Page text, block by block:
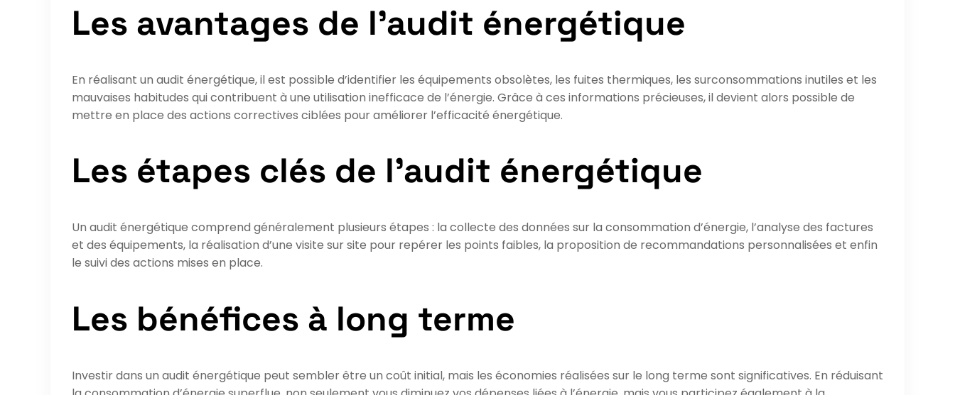
Les avantages de l’audit énergétique
En réalisant un audit énergétique, il est possible d’identifier les équipements obsolètes, les fuites thermiques, les surconsommations inutiles et les
mauvaises habitudes qui contribuent à une utilisation inefficace de l’énergie. Grâce à ces informations précieuses, il devient alors possible de
mettre en place des actions correctives ciblées pour améliorer l’efficacité énergétique.
Les étapes clés de l’audit énergétique
Un audit énergétique comprend généralement plusieurs étapes : la collecte des données sur la consommation d’énergie, l’analyse des factures
et des équipements, la réalisation d’une visite sur site pour repérer les points faibles, la proposition de recommandations personnalisées et enfin
le suivi des actions mises en place.
Les bénéfices à long terme
Investir dans un audit énergétique peut sembler être un coût initial, mais les économies réalisées sur le long terme sont significatives. En réduisant